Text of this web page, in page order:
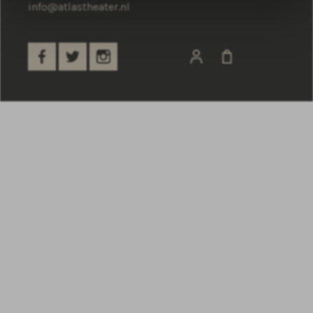
ClubNU is een reizend feestconcept dat sinds 2015
Met aandacht voor sfeer, kwaliteit en diversiteit
weet ClubNU een breed publiek aan zich te binden.
De edities vinden plaats op markante locaties in
info@atlastheater.nl